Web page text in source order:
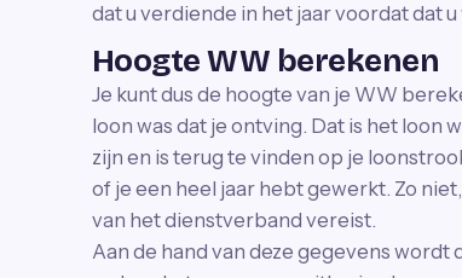
dat u verdiende in het jaar voordat dat
Hoogte WW berekenen
Je kunt dus de hoogte van je WW
loon was dat je ontving. Dat is het
zijn en is terug te vinden op je
of je een heel jaar hebt gewerkt. Zo
van het dienstverband vereist.
Aan de hand van deze gegevens